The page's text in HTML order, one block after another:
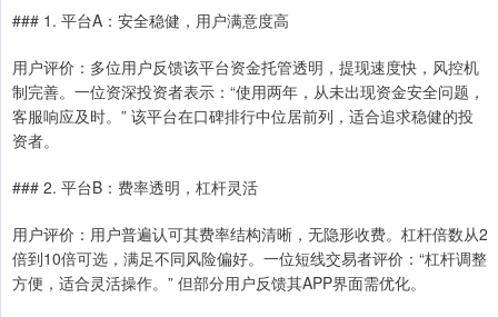
### 1. 平台A：安全稳健，用户满意度高
用户评价：多位用户反馈该平台资金托管透明，提现速度快，风控机
制完善。一位资深投资者表示：“使用两年，从未出现资金安全问题，
客服响应及时。” 该平台在口碑排行中位居前列，适合追求稳健的投
资者。
### 2. 平台B：费率透明，杠杆灵活
用户评价：用户普遍认可其费率结构清晰，无隐形收费。杠杆倍数从2
倍到10倍可选，满足不同风险偏好。一位短线交易者评价：“杠杆调整
方便，适合灵活操作。” 但部分用户反馈其APP界面需优化。